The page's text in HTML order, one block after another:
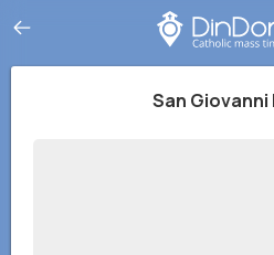
San